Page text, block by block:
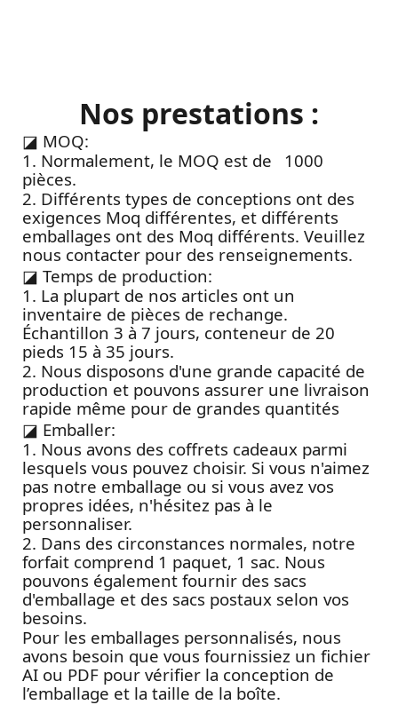
Nos prestations :
◪ MOQ:
1. Normalement, le MOQ est de 1000
pièces.
2. Différents types de conceptions ont des
exigences Moq différentes, et différents
emballages ont des Moq différents. Veuillez
nous contacter pour des renseignements.
◪ Temps de production:
1. La plupart de nos articles ont un
inventaire de pièces de rechange.
Échantillon 3 à 7 jours, conteneur de 20
pieds 15 à 35 jours.
2. Nous disposons d'une grande capacité de
production et pouvons assurer une livraison
rapide même pour de grandes quantités
◪ Emballer:
1. Nous avons des coffrets cadeaux parmi
lesquels vous pouvez choisir. Si vous n'aimez
pas notre emballage ou si vous avez vos
propres idées, n'hésitez pas à le
personnaliser.
2. Dans des circonstances normales, notre
forfait comprend 1 paquet, 1 sac. Nous
pouvons également fournir des sacs
d'emballage et des sacs postaux selon vos
besoins.
Pour les emballages personnalisés, nous
avons besoin que vous fournissiez un fichier
AI ou PDF pour vérifier la conception de
l’emballage et la taille de la boîte.